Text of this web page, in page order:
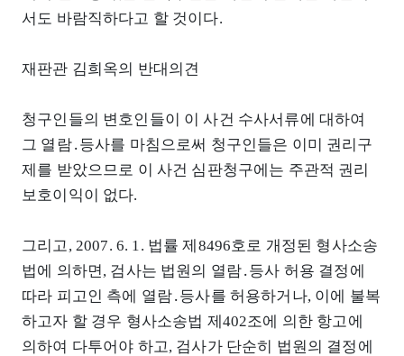
서도 바람직하다고 할 것이다.
재판관 김희옥의 반대의견
청구인들의 변호인들이 이 사건 수사서류에 대하여
그 열람․등사를 마침으로써 청구인들은 이미 권리구
제를 받았으므로 이 사건 심판청구에는 주관적 권리
보호이익이 없다.
그리고, 2007. 6. 1. 법률 제8496호로 개정된 형사소송
법에 의하면, 검사는 법원의 열람․등사 허용 결정에
따라 피고인 측에 열람․등사를 허용하거나, 이에 불복
하고자 할 경우 형사소송법 제402조에 의한 항고에
의하여 다투어야 하고, 검사가 단순히 법원의 결정에